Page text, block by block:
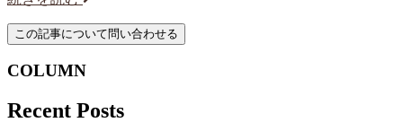
COLUMN
Recent Posts